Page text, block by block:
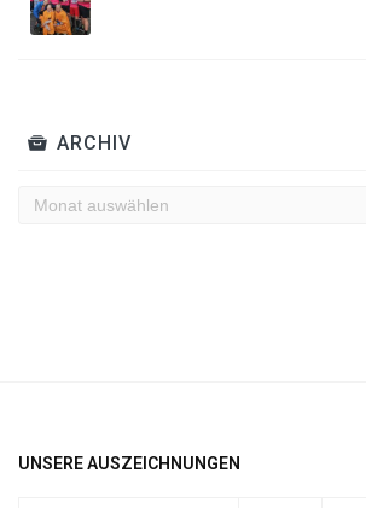
ARCHIV
Archiv
UNSERE AUSZEICHNUNGEN